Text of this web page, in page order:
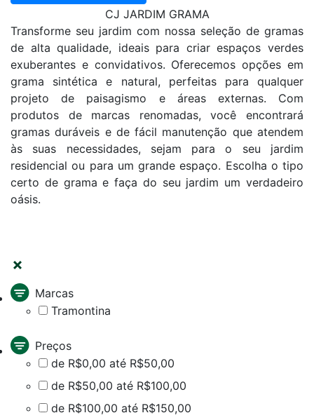
CJ JARDIM GRAMA
Transforme seu jardim com nossa seleção de gramas
de alta qualidade, ideais para criar espaços verdes
exuberantes e convidativos. Oferecemos opções em
grama sintética e natural, perfeitas para qualquer
projeto de paisagismo e áreas externas. Com
produtos de marcas renomadas, você encontrar
gramas duráveis e de fácil manutenção que atendem
às suas necessidades, sejam para o seu jardim
residencial ou para um grande espaço. Escolha o tipo
certo de grama e faça do seu jardim um verdadeiro
oásis.
Marcas
Tramontina
Preços
de R$0,00 até R$50,00
de R$50,00 até R$100,00
de R$100,00 até R$150,00